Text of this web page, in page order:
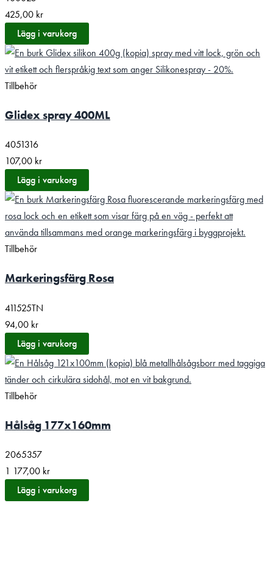
425,00 kr
Lägg i varukorg
Tillbehör
Glidex spray 400ML
4051316
107,00 kr
Lägg i varukorg
Tillbehör
Markeringsfärg Rosa
411525TN
94,00 kr
Lägg i varukorg
Tillbehör
Hålsåg 177x160mm
2065357
1 177,00 kr
Lägg i varukorg